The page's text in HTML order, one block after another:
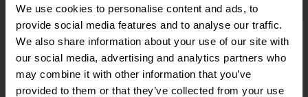
We use cookies to personalise content and ads, to
provide social media features and to analyse our traffic.
We also share information about your use of our site with
our social media, advertising and analytics partners who
may combine it with other information that you’ve
provided to them or that they’ve collected from your use